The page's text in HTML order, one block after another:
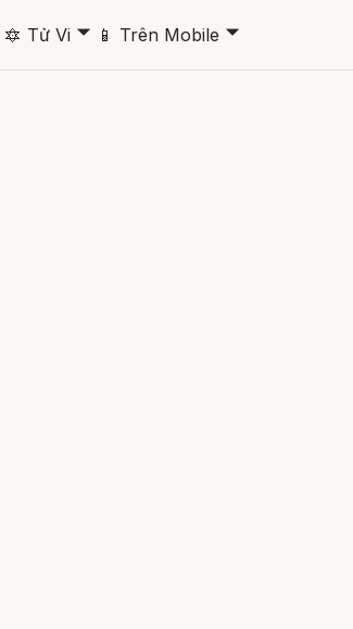
🔯 Tử Vi 🞃 📱 Trên Mobile 🞃